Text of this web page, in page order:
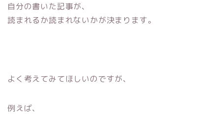
自分の書いた記事が、
読まれるか読まれないかが決まります。
よく考えてみてほしいのですが、
例えば、